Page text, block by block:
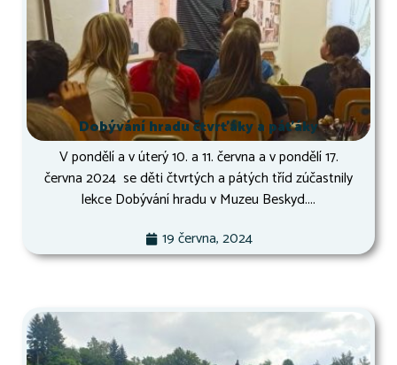
Dobývání hradu čtvrťáky a páťáky
V pondělí a v úterý 10. a 11. června a v pondělí 17.
června 2024 se děti čtvrtých a pátých tříd zúčastnily
lekce Dobývání hradu v Muzeu Beskyd....
19 června, 2024